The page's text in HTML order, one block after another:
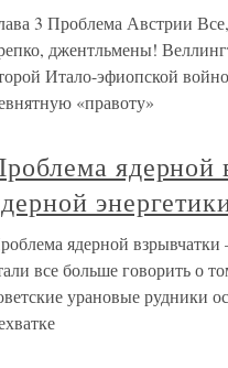
3 Проблема Австрии
джентльмены!
Итало-эфиопской
«правоту»
ядерной
ядерной
все больше говорить о
урановые рудники